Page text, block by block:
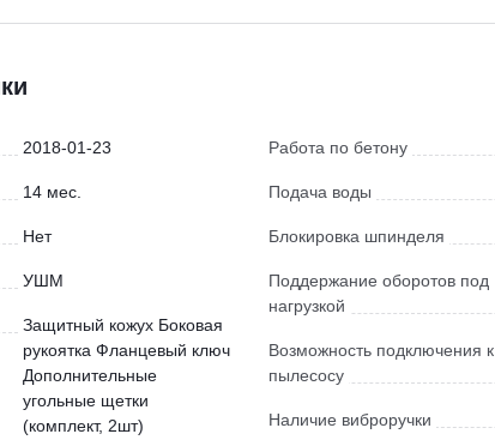
2018-01-23
14 мес.
Нет
УШМ
Защитный кожух Боковая
рукоятка Фланцевый ключ
Дополнительные
угольные щетки
(комплект, 2шт)
Работа по бетону
Подача воды
Блокировка шпинделя
Поддержание оборотов под
нагрузкой
Возможность подключения к
пылесосу
Наличие виброручки